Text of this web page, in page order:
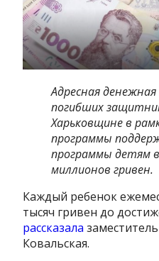
Адресная
погибших
Харьковщине в
программы
программы детям
миллионов гривен.
Каждый ребенок
тысяч гривен до
рассказала
Ковальская.